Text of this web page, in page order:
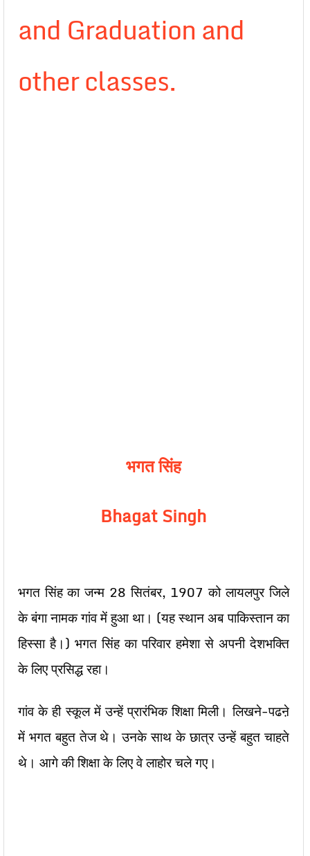
and Graduation and
other classes.
भगत सिंह
Bhagat Singh
भगत सिंह का जन्म 28 सितंबर, 1907 को लायलपुर जिले
के बंगा नामक गांव में हुआ था। (यह स्थान अब पाकिस्तान का
हिस्सा है।) भगत सिंह का परिवार हमेशा से अपनी देशभक्ति
के लिए प्रसिद्ध रहा।
गांव के ही स्कूल में उन्हें प्रारंभिक शिक्षा मिली। लिखने-पढऩे
में भगत बहुत तेज थे। उनके साथ के छात्र उन्हें बहुत चाहते
थे। आगे की शिक्षा के लिए वे लाहोर चले गए।